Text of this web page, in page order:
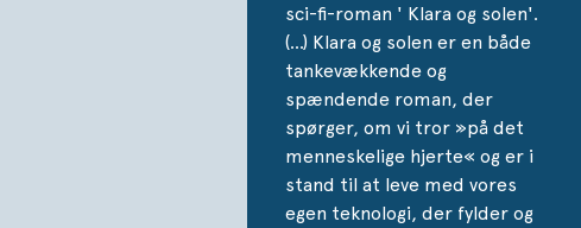
sci-fi-roman ' Klara og solen'.
(…) Klara og solen er en både
tankevækkende og
spændende roman, der
spørger, om vi tror »på det
menneskelige hjerte« og er i
stand til at leve med vores
egen teknologi, der fylder og